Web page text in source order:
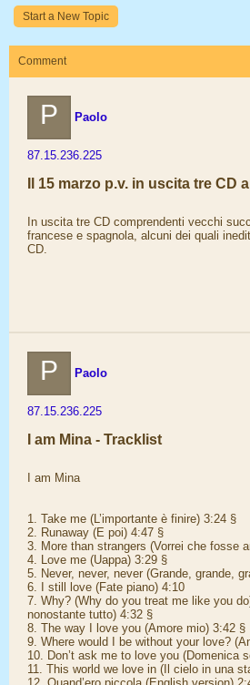
Start a New Topic
Comment
P Paolo
87.15.236.225
Il 15 marzo p.v. in uscita tre CD
In uscita tre CD comprendenti vecchi
francese e spagnola, alcuni dei quali
CD.
P Paolo
87.15.236.225
I am Mina - Tracklist
I am Mina
1. Take me (L’importante è finire) 3:24 §
2. Runaway (E poi) 4:47 §
3. More than strangers (Vorrei che fosse
4. Love me (Uappa) 3:29 §
5. Never, never, never (Grande, grande,
6. I still love (Fate piano) 4:10
7. Why? (Why do you treat me like you
nonostante tutto) 4:32 §
8. The way I love you (Amore mio) 3:42 §
9. Where would I be without your love?
10. Don’t ask me to love you (Domenica
11. This world we love in (Il cielo in una